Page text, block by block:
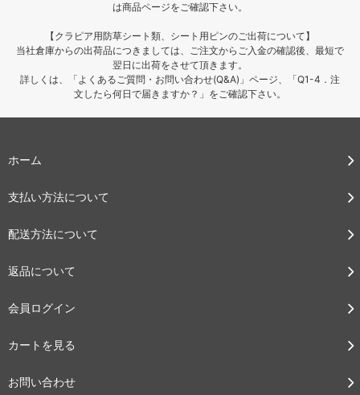
は商品ページをご確認下さい。
【クラピア用防草シート類、シート用ピンのご出荷について】
当社倉庫からの出荷品につきましては、ご注文からご入金の確認後、最短で
翌日に出荷をさせて頂きます。
詳しくは、「よくあるご質問・お問い合わせ(Q&A)」ページ、「Q1-4．注
文したら何日で届きますか？」をご確認下さい。
ホーム
支払い方法について
配送方法について
返品について
会員ログイン
カートを見る
お問い合わせ